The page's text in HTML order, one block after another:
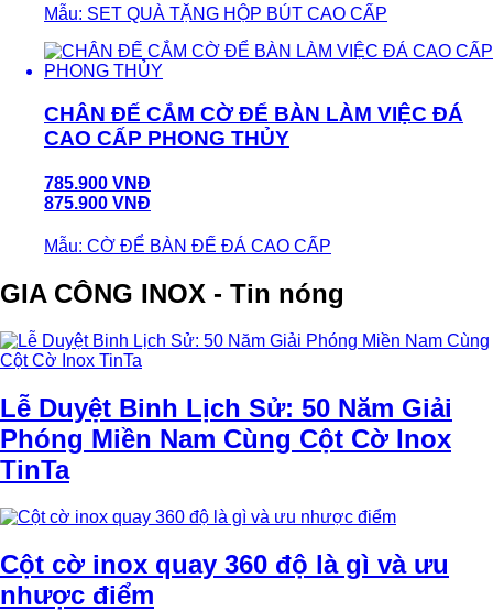
Mẫu: SET QUÀ TẶNG HỘP BÚT CAO CẤP
CHÂN ĐẾ CẮM CỜ ĐỂ BÀN LÀM VIỆC ĐÁ
CAO CẤP PHONG THỦY
785.900 VNĐ
875.900 VNĐ
Mẫu: CỜ ĐỂ BÀN ĐẾ ĐÁ CAO CẤP
GIA CÔNG INOX - Tin nóng
Lễ Duyệt Binh Lịch Sử: 50 Năm Giải
Phóng Miền Nam Cùng Cột Cờ Inox
TinTa
Cột cờ inox quay 360 độ là gì và ưu
nhược điểm